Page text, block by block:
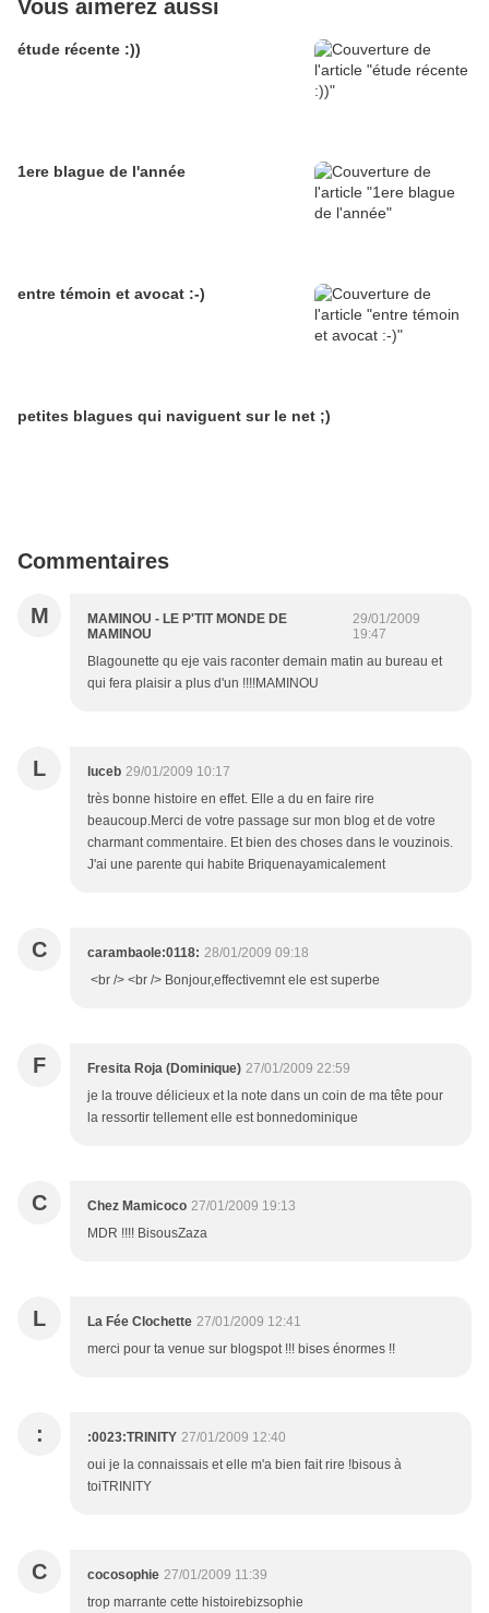
Vous aimerez aussi
étude récente :))
1ere blague de l'année
entre témoin et avocat :-)
petites blagues qui naviguent sur le net ;)
Commentaires
M
MAMINOU - LE P'TIT MONDE DE
MAMINOU
29/01/2009
19:47
Blagounette qu eje vais raconter demain matin au bureau et
qui fera plaisir a plus d'un !!!!MAMINOU
L luceb 29/01/2009 10:17
très bonne histoire en effet. Elle a du en faire rire
beaucoup.Merci de votre passage sur mon blog et de votre
charmant commentaire. Et bien des choses dans le vouzinois.
J'ai une parente qui habite Briquenayamicalement
C carambaole:0118: 28/01/2009 09:18
<br /> <br /> Bonjour,effectivemnt ele est superbe
F Fresita Roja (Dominique) 27/01/2009 22:59
je la trouve délicieux et la note dans un coin de ma tête pour
la ressortir tellement elle est bonnedominique
C Chez Mamicoco 27/01/2009 19:13
MDR !!!! BisousZaza
L La Fée Clochette 27/01/2009 12:41
merci pour ta venue sur blogspot !!! bises énormes !!
: :0023:TRINITY 27/01/2009 12:40
oui je la connaissais et elle m'a bien fait rire !bisous à
toiTRINITY
C cocosophie 27/01/2009 11:39
trop marrante cette histoirebizsophie